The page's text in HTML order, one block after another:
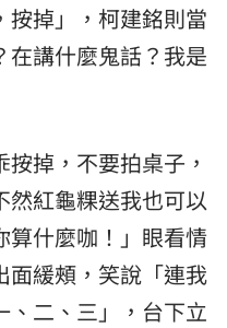
按掉」，柯建銘則當
在講什麼鬼話？我是
掉，不要拍桌子，
然紅龜粿送我也可以
算什麼咖！」眼看情
面緩頰，笑說「連我
、二、三」，台下立